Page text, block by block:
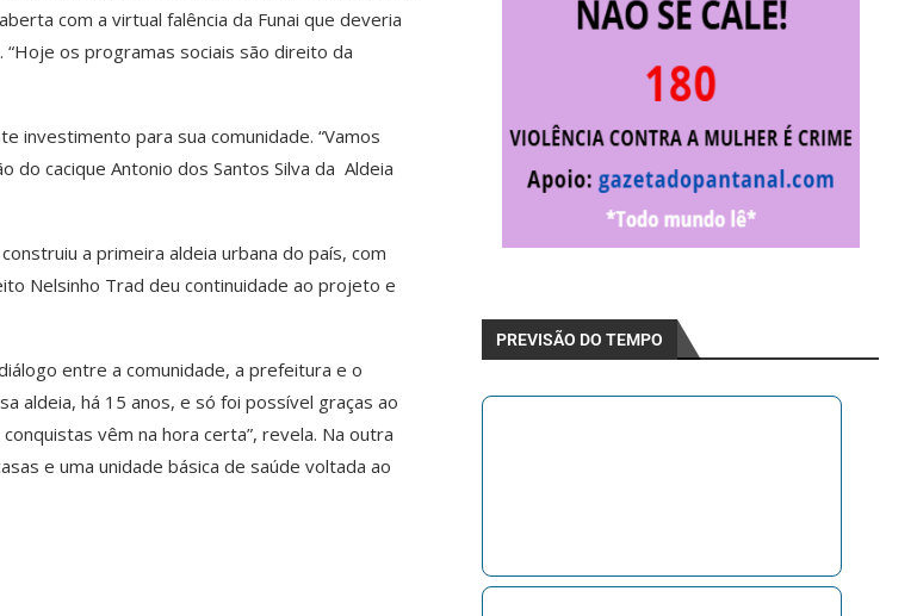
com a virtual falência da Funai que deveria
os programas sociais são direito da
investimento para sua comunidade. “Vamos
cacique Antonio dos Santos Silva da Aldeia
a primeira aldeia urbana do país, com
Nelsinho Trad deu continuidade ao projeto e
entre a comunidade, a prefeitura e o
aldeia, há 15 anos, e só foi possível graças ao
vêm na hora certa”, revela. Na outra
e uma unidade básica de saúde voltada ao
PREVISÃO DO TEMPO